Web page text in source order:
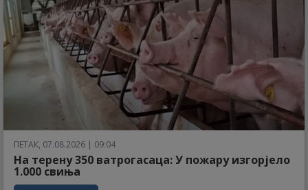
ПЕТАК, 07.08.2026 | 09:04
На терену 350 ватрогасаца: У пожару изгорјело
1.000 свиња